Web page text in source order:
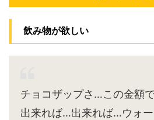
飲み物が欲しい
チョコザップさ…この金額
出来れば…出来れば…ウォ